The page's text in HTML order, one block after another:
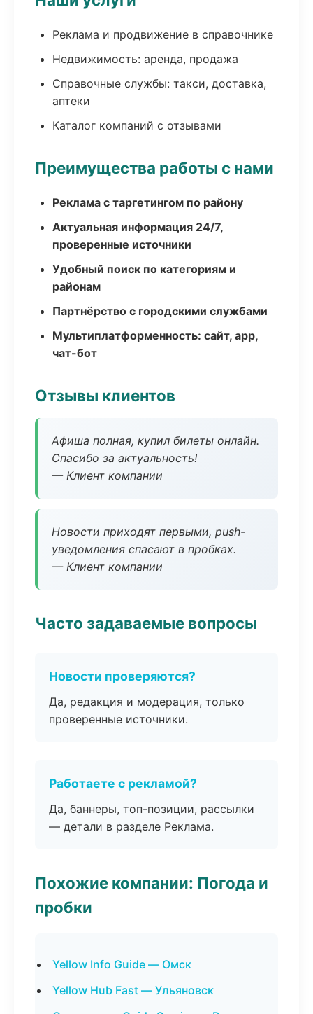
Реклама и продвижение в справочнике
Недвижимость: аренда, продажа
Справочные службы: такси, доставка,
аптеки
Каталог компаний с отзывами
Преимущества работы с нами
Реклама с таргетингом по району
Актуальная информация 24/7,
проверенные источники
Удобный поиск по категориям и
районам
Партнёрство с городскими службами
Мультиплатформенность: сайт, app,
чат-бот
Отзывы клиентов
Афиша полная, купил билеты онлайн.
Спасибо за актуальность!
— Клиент компании
Новости приходят первыми, push-
уведомления спасают в пробках.
— Клиент компании
Часто задаваемые вопросы
Новости проверяются?
Да, редакция и модерация, только
проверенные источники.
Работаете с рекламой?
Да, баннеры, топ-позиции, рассылки
— детали в разделе Реклама.
Похожие компании: Погода и
пробки
Yellow Info Guide — Омск
Yellow Hub Fast — Ульяновск